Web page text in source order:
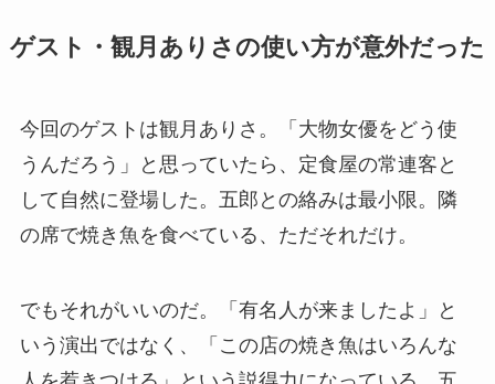
ゲスト・観月ありさの使い方が意外だった
今回のゲストは観月ありさ。「大物女優をどう使
うんだろう」と思っていたら、定食屋の常連客と
して自然に登場した。五郎との絡みは最小限。隣
の席で焼き魚を食べている、ただそれだけ。
でもそれがいいのだ。「有名人が来ましたよ」と
いう演出ではなく、「この店の焼き魚はいろんな